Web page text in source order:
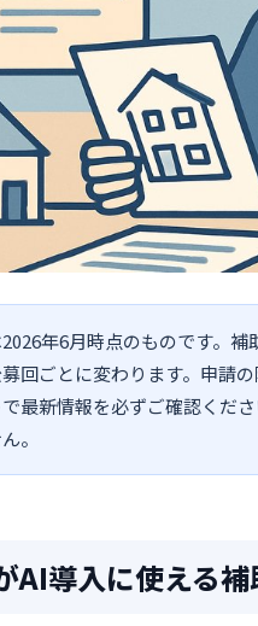
年6月時点のものです。
回ごとに変わります。申請
最新情報を必ずご確認くだ
。
AI導入に使える